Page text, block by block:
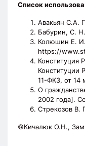
Список
Авакьян С.А.
Бабурин, С.
Колюшин Е. И.
https://
Конституция
Конституции
11-ФКЗ, от 14
О
2002 года].
Стрекозов В.
©Кичалюк О.Н.,